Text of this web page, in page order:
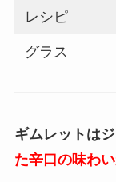
レシピ
グラス
ギムレットは
た辛口の味わい